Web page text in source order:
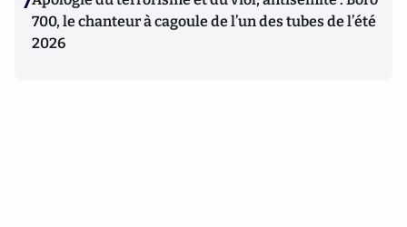
700, le chanteur à cagoule de l’un des tubes de l’été
2026